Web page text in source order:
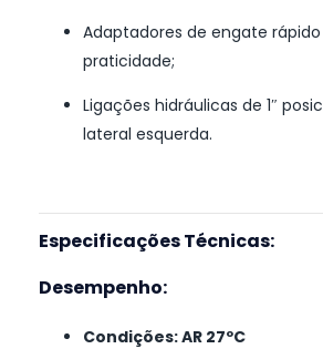
Adaptadores de engate
praticidade;
Ligações hidráulicas de 1″
lateral esquerda.
Especificações Técnicas:
Desempenho:
Condições: AR 27ºC